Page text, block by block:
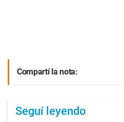
Compartí la nota:
Seguí leyendo